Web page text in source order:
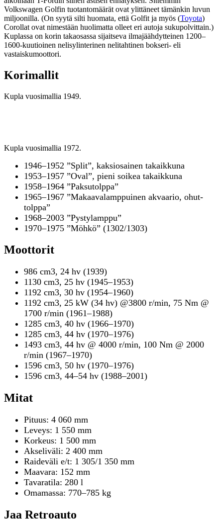
Volkswagen Golfin tuotantomäärät ovat ylittäneet tämänkin luvun
miljoonilla. (On syytä silti huomata, että Golfit ja myös (Toyota)
Corollat ovat nimestään huolimatta olleet eri autoja sukupolvittain.)
Kuplassa on korin takaosassa sijaitseva ilmajäähdytteinen 1200–
1600-kuutioinen nelisylinterinen nelitahtinen bokseri- eli
vastaiskumoottori.
Korimallit
Kupla vuosimallia 1949.
Kupla vuosimallia 1972.
1946–1952 ”Split”, kaksiosainen takaikkuna
1953–1957 ”Oval”, pieni soikea takaikkuna
1958–1964 ”Paksutolppa”
1965–1967 ”Makaavalamppuinen akvaario, ohut-
tolppa”
1968–2003 ”Pystylamppu”
1970–1975 ”Möhkö” (1302/1303)
Moottorit
986 cm3, 24 hv (1939)
1130 cm3, 25 hv (1945–1953)
1192 cm3, 30 hv (1954–1960)
1192 cm3, 25 kW (34 hv) @3800 r/min, 75 Nm @
1700 r/min (1961–1988)
1285 cm3, 40 hv (1966–1970)
1285 cm3, 44 hv (1970–1976)
1493 cm3, 44 hv @ 4000 r/min, 100 Nm @ 2000
r/min (1967–1970)
1596 cm3, 50 hv (1970–1976)
1596 cm3, 44–54 hv (1988–2001)
Mitat
Pituus: 4 060 mm
Leveys: 1 550 mm
Korkeus: 1 500 mm
Akseliväli: 2 400 mm
Raideväli e/t: 1 305/1 350 mm
Maavara: 152 mm
Tavaratila: 280 l
Omamassa: 770–785 kg
Jaa Retroauto